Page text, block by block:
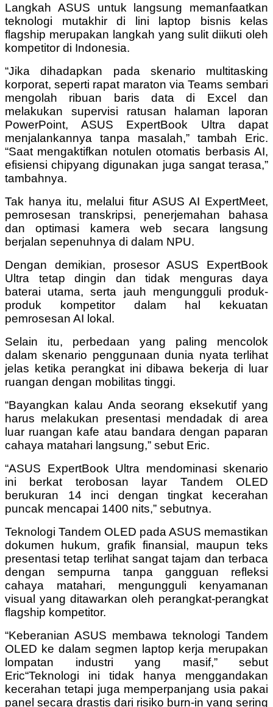
Langkah ASUS untuk langsung memanfaatkan
teknologi mutakhir di lini laptop bisnis kelas
flagship merupakan langkah yang sulit diikuti oleh
kompetitor di Indonesia.
“Jika dihadapkan pada skenario multitasking
korporat, seperti rapat maraton via Teams sembari
mengolah ribuan baris data di Excel dan
melakukan supervisi ratusan halaman laporan
PowerPoint, ASUS ExpertBook Ultra dapat
menjalankannya tanpa masalah,” tambah Eric.
“Saat mengaktifkan notulen otomatis berbasis AI,
efisiensi chipyang digunakan juga sangat terasa,”
tambahnya.
Tak hanya itu, melalui fitur ASUS AI ExpertMeet,
pemrosesan transkripsi, penerjemahan bahasa
dan optimasi kamera web secara langsung
berjalan sepenuhnya di dalam NPU.
Dengan demikian, prosesor ASUS ExpertBook
Ultra tetap dingin dan tidak menguras daya
baterai utama, serta jauh mengungguli produk-
produk kompetitor dalam hal kekuatan
pemrosesan AI lokal.
Selain itu, perbedaan yang paling mencolok
dalam skenario penggunaan dunia nyata terlihat
jelas ketika perangkat ini dibawa bekerja di luar
ruangan dengan mobilitas tinggi.
“Bayangkan kalau Anda seorang eksekutif yang
harus melakukan presentasi mendadak di area
luar ruangan kafe atau bandara dengan paparan
cahaya matahari langsung,” sebut Eric.
“ASUS ExpertBook Ultra mendominasi skenario
ini berkat terobosan layar Tandem OLED
berukuran 14 inci dengan tingkat kecerahan
puncak mencapai 1400 nits,” sebutnya.
Teknologi Tandem OLED pada ASUS memastikan
dokumen hukum, grafik finansial, maupun teks
presentasi tetap terlihat sangat tajam dan terbaca
dengan sempurna tanpa gangguan refleksi
cahaya matahari, mengungguli kenyamanan
visual yang ditawarkan oleh perangkat-perangkat
flagship kompetitor.
“Keberanian ASUS membawa teknologi Tandem
OLED ke dalam segmen laptop kerja merupakan
lompatan industri yang masif,” sebut
Eric“Teknologi ini tidak hanya menggandakan
kecerahan tetapi juga memperpanjang usia pakai
panel secara drastis dari risiko burn-in yang sering